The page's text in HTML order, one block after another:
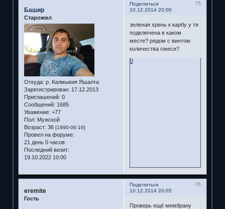
Поделиться
75
10.12.2014 20:00
Башир
Старожил
Откуда: р. Калмыкия Яшалта
Зарегистрирован: 17.12.2013
Приглашений: 0
Сообщений: 1685
Уважение: +77
Пол: Мужской
Возраст: 36 [1990-06-16]
Провел на форуме:
21 день 0 часов
Последний визит:
19.10.2022 10:00
зеленая хрень к карбу у тя
подключена в каком
месте? рядом с винтом
количества смеси?
0
Поделиться
76
10.12.2014 20:05
eremite
Гость
Проверь ещё мембрану